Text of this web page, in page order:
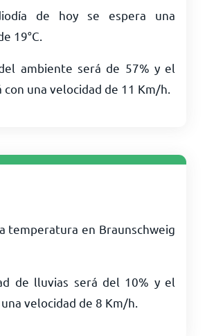
de hoy se espera una
19°C
ambiente será de 57% y el
una velocidad de 11 Km/h
temperatura en Braunschweig
de lluvias será del 10% y el
velocidad de 8 Km/h